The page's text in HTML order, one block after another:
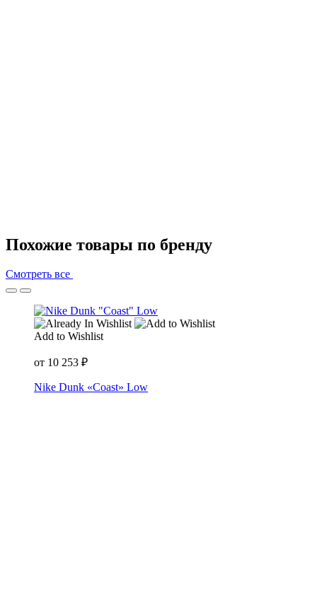
Похожие товары по бренду
Смотреть все
Add to Wishlist
от 10 253 ₽
Nike Dunk «Coast» Low